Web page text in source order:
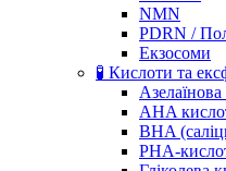
NMN
PDRN /
Екзосоми
🧪 Кислоти та
AHA
BHA
PHA-